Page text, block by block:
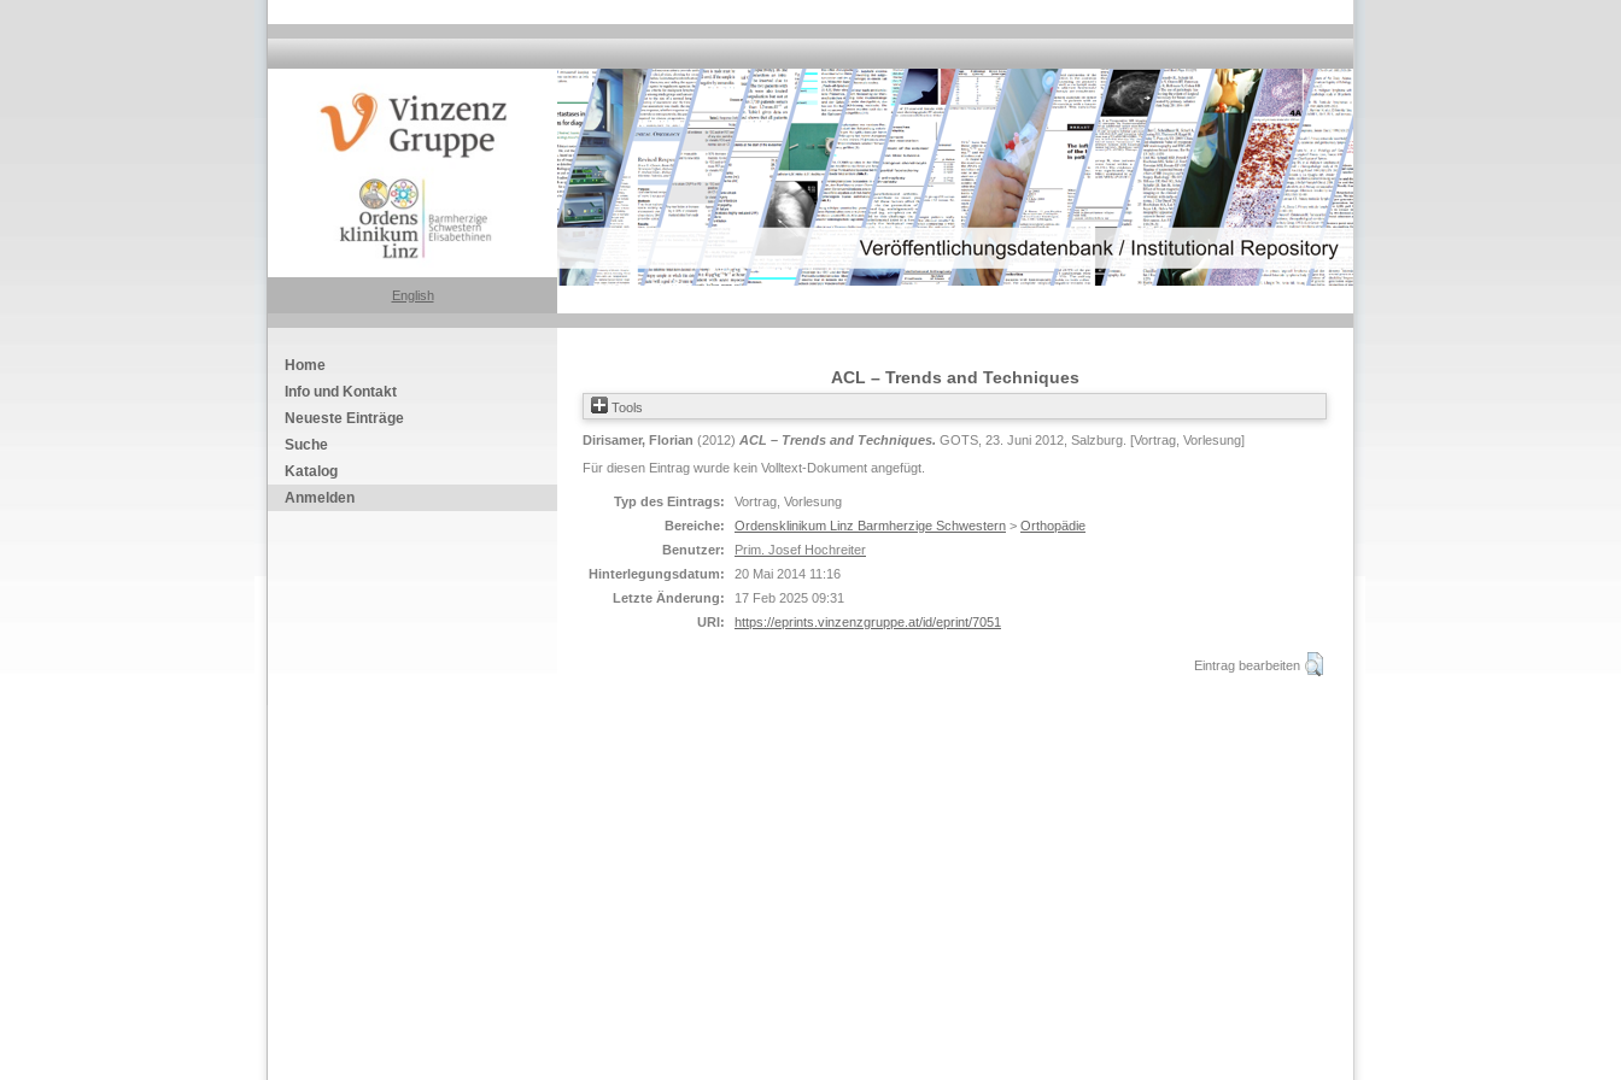
English
Home
Info und Kontakt
Neueste Einträge
Suche
Katalog
Anmelden
ACL – Trends and Techniques
Tools
Dirisamer, Florian (2012) ACL – Trends and Techniques. GOTS, 23. Juni 2012, Salzburg. [Vortrag, Vorlesung]
Für diesen Eintrag wurde kein Volltext-Dokument angefügt.
Typ des Eintrags:
Vortrag, Vorlesung
Bereiche:
Ordensklinikum Linz Barmherzige Schwestern > Orthopädie
Benutzer:
Prim. Josef Hochreiter
Hinterlegungsdatum:
20 Mai 2014 11:16
Letzte Änderung:
17 Feb 2025 09:31
URI:
https://eprints.vinzenzgruppe.at/id/eprint/7051
Eintrag bearbeiten